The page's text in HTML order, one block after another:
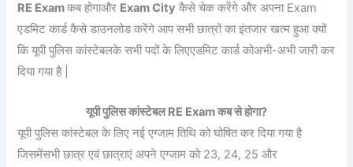
RE Examकब होगाऔर Exam City कैसे चेक करेंगे और अपना Exam
एडमिट कार्ड कैसे डाउनलोड करेंगे आप सभी छात्रों का इंतजार खत्म हुआ क्यों
कि यूपी पुलिस कांस्टेबलके सभी पदों के लिएएडमिट कार्ड कोअभी-अभी जारी कर
दिया गया है |
यूपी पुलिस कांस्टेबल RE Exam कब से होगा?
यूपी पुलिस कांस्टेबल के लिए नई एग्जाम तिथि को घोषित कर दिया गया है
जिसमेंसभी छात्र एवं छात्राएं अपने एग्जाम को 23, 24, 25 और